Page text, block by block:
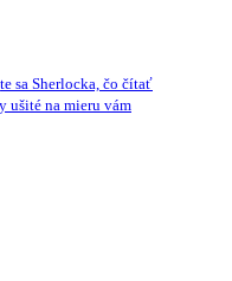
sa Sherlocka, čo čítať
ušité na mieru vám